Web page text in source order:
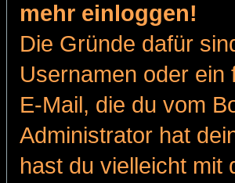
mehr einloggen!
Die Gründe dafür
Usernamen oder
E-Mail, die du vom
Administrator hat
hast du vielleicht mit